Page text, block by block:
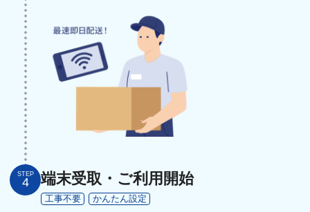
STEP
4 端末受取・ご利用開始
工事不要 かんたん設定